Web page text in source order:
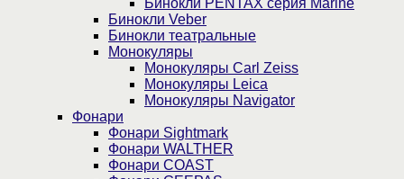
Бинокли PENTAX серия Marine
Бинокли Veber
Бинокли театральные
Монокуляры
Монокуляры Carl Zeiss
Монокуляры Leica
Монокуляры Navigator
Фонари
Фонари Sightmark
Фонари WALTHER
Фонари COAST